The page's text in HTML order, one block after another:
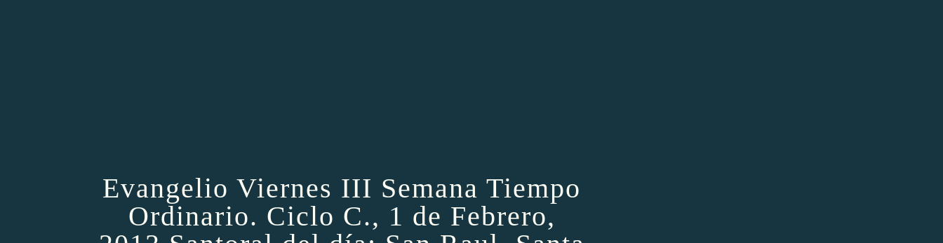
Evangelio Viernes III Semana Tiempo
Ordinario. Ciclo C., 1 de Febrero,